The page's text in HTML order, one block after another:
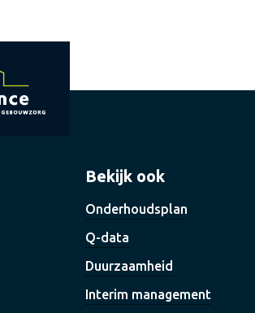
Bekijk ook
Onderhoudsplan
Q-data
Duurzaamheid
Interim management